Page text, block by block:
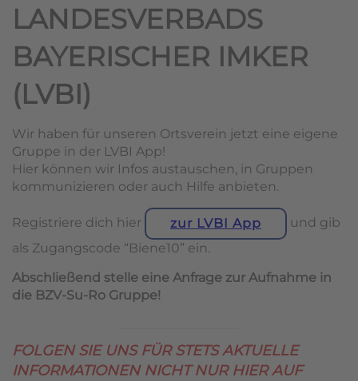
LANDESVERBADS
BAYERISCHER IMKER
(LVBI)
Wir haben für unseren Ortsverein jetzt eine eigene
Gruppe in der LVBI App!
Hier können wir Infos austauschen, in Gruppen
kommunizieren oder auch Hilfe anbieten.
Registriere dich hier zur LVBI App
und gib
als Zugangscode “Biene10” ein.
Abschließend stelle eine Anfrage zur Aufnahme in
die BZV-Su-Ro Gruppe!
FOLGEN SIE UNS FÜR STETS AKTUELLE
INFORMATIONEN NICHT NUR HIER AUF